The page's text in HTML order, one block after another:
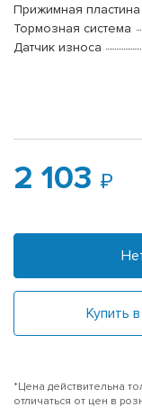
Прижимная пластина
Тормозная система
Датчик износа
2 103
Купить
*Цена действительна
отличаться от цен в